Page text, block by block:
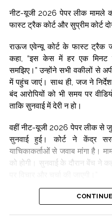
इसके बावजूद सदन में विपक्ष के सदस्यों
ओम बिरला ने सदन की कार्यवाही
Post Views: 65,890
नीट-यूजी 2026 पेपर लीक मामले
फास्ट ट्रैक कोर्ट और सुप्रीम कोर्ट
राऊज एवेन्यू कोर्ट के फास्ट ट्रैक
कहा, “इस केस में हर एक मिनट
समझिए।” उन्होंने सभी वकीलों से
में पहुंच जाएं। साथ ही, जज ने
बंद आरोपियों को भी समय पर
ताकि सुनवाई में देरी न हो।
वहीं नीट-यूजी 2026 पेपर लीक से
सुनवाई हुई। कोर्ट ने केंद्र
याचिकाकर्ताओं से जवाब मांगा है।
को होगी। सुनवाई के दौरान बेंच ने
याचिकाओं में परीक्षा कराने वाली